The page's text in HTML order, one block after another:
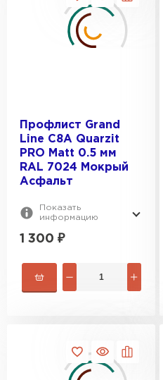
Профлист Grand
Line C8A Quarzit
PRO Matt 0.5 мм
RAL 7024 Мокрый
Асфальт
Показать
информацию
1 300 ₽